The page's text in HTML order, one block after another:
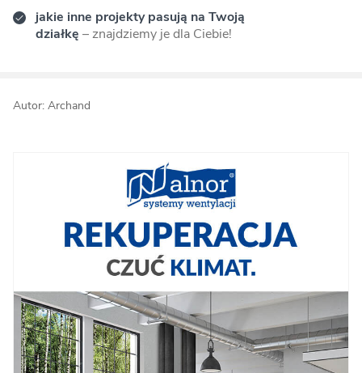
jakie inne projekty pasują na Twoją
działkę – znajdziemy je dla Ciebie!
Autor: Archand